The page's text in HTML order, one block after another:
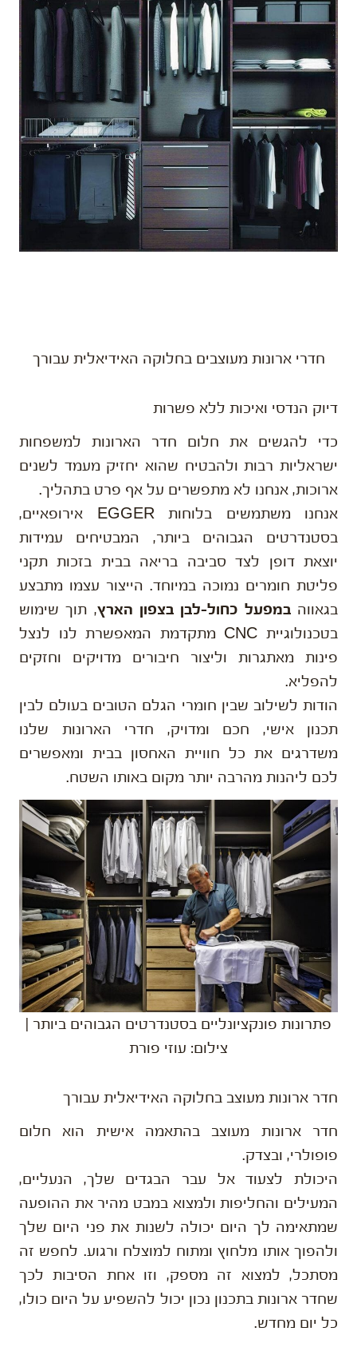
חדרי ארונות מעוצבים בחלוקה האידיאלית עבורך
דיוק הנדסי ואיכות ללא פשרות
כדי להגשים את חלום חדר הארונות למשפחות
ישראליות רבות ולהבטיח שהוא יחזיק מעמד לשנים
ארוכות, אנחנו לא מתפשרים על אף פרט בתהליך.
אנחנו משתמשים בלוחות EGGER אירופאיים,
בסטנדרטים הגבוהים ביותר, המבטיחים עמידות
יוצאת דופן לצד סביבה בריאה בבית בזכות תקני
פליטת חומרים נמוכה במיוחד. הייצור עצמו מתבצע
בגאווהבמפעל כחול-לבן בצפון הארץ, תוך שימוש
בטכנולוגיית CNC מתקדמת המאפשרת לנו לנצל
פינות מאתגרות וליצור חיבורים מדויקים וחזקים
להפליא.
הודות לשילוב שבין חומרי הגלם הטובים בעולם לבין
תכנון אישי, חכם ומדויק, חדרי הארונות שלנו
משדרגים את כל חוויית האחסון בבית ומאפשרים
לכם ליהנות מהרבה יותר מקום באותו השטח.
פתרונות פונקציונליים בסטנדרטים הגבוהים ביותר |
צילום: עוזי פורת
חדר ארונות מעוצב בחלוקה האידיאלית עבורך
חדר ארונות מעוצב בהתאמה אישית הוא חלום
פופולרי, ובצדק.
היכולת לצעוד אל עבר הבגדים שלך, הנעליים,
המעילים והחליפות ולמצוא במבט מהיר את ההופעה
שמתאימה לך היום יכולה לשנות את פני היום שלך
ולהפוך אותו מלחוץ ומתוח למוצלח ורגוע. לחפש זה
מסתכל, למצוא זה מספק, וזו אחת הסיבות לכך
שחדר ארונות בתכנון נכון יכול להשפיע על היום כולו,
כל יום מחדש.